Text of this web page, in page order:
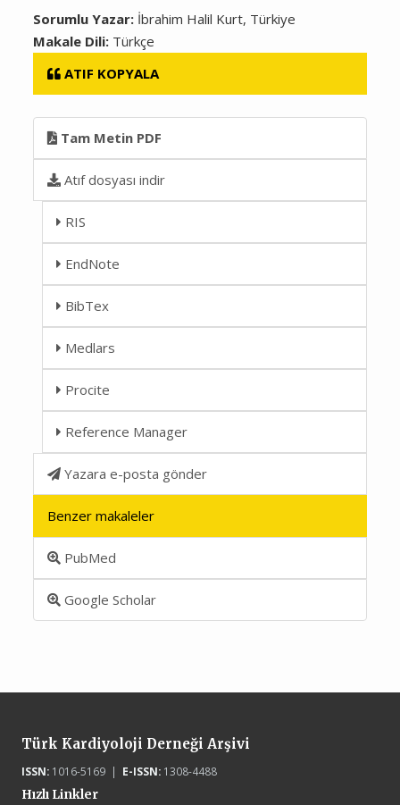
Sorumlu Yazar: İbrahim Halil Kurt, Türkiye
Makale Dili: Türkçe
ATIF KOPYALA
Tam Metin PDF
Atıf dosyası indir
RIS
EndNote
BibTex
Medlars
Procite
Reference Manager
Yazara e-posta gönder
Benzer makaleler
PubMed
Google Scholar
Türk Kardiyoloji Derneği Arşivi
ISSN:1016-5169 | E-ISSN:1308-4488
Hızlı Linkler